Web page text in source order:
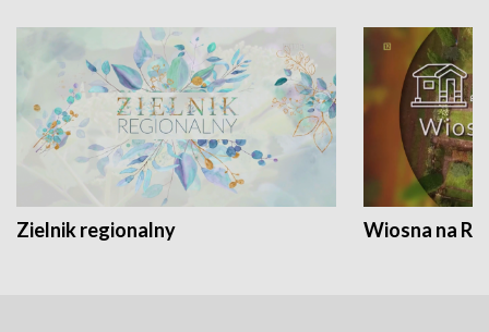
Zielnik regionalny Wiosna na